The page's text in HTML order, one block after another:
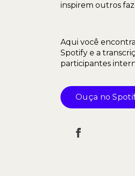
inspirem outros
Aqui você
Spotify e a
participantes
Ouça no